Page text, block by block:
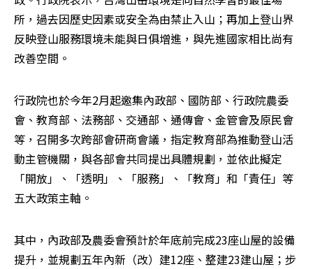
所，過去因歷史因素或安全為由禁止入山；再加上登山界
反映登山服務環境未能與日俱增進，與先進國家相比尚有
改善空間。
行政院也於今年2月起邀集內政部、國防部、行政院農委
會、教育部、法務部、交通部、通傳會、金管會及原民會
等，召開多次跨部會研商會議，指定教育部為推動登山活
動主管機關，與各部會共同提出具體規劃，並依此擬定
「開放」、「透明」、「服務」、「教育」和「責任」等
五大政策主軸。
其中，內政部及農委會預計於年底前完成23座山屋的設備
提升，並規劃五年內新（改）建12座、整建23建山屋；步